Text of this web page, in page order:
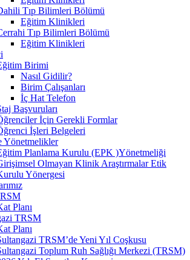
Tıp Bilimleri Bölümü
Eğitim Klinikleri
Tıp Bilimleri Bölümü
Eğitim Klinikleri
Birimi
Nasıl Gidilir?
Birim Çalışanları
İç Hat Telefon
Başvuruları
İçin Gerekli Formlar
İşleri Belgeleri
Yönetmelikler
Planlama Kurulu (EPK )Yönetmeliği
Olmayan Klinik Araştırmalar Etik
Yönergesi
Planı
TRSM
Planı
TRSM’de Yeni Yıl Coşkusu
Toplum Ruh Sağlığı Merkezi (TRSM)